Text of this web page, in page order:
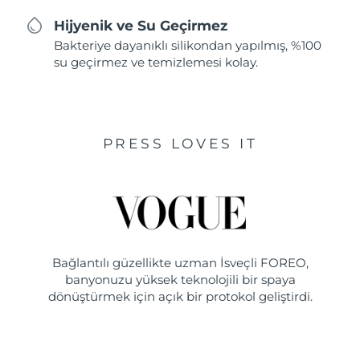
Hijyenik ve Su Geçirmez
Bakteriye dayanıklı silikondan yapılmış, %100
su geçirmez ve temizlemesi kolay.
PRESS LOVES IT
Bağlantılı güzellikte uzman İsveçli FOREO,
banyonuzu yüksek teknolojili bir spaya
dönüştürmek için açık bir protokol geliştirdi.